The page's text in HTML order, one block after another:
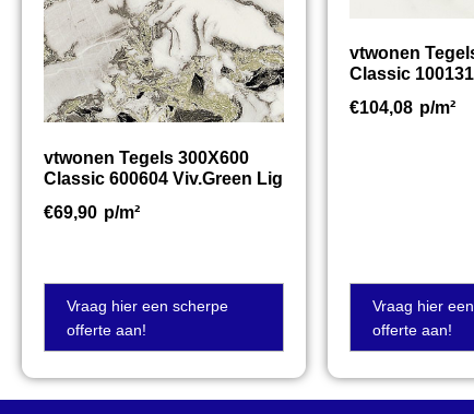
vtwonen Tegels 300X600
Classic 600604 Viv.Green Lig
€69,90 p/m²
Vraag hier een scherpe
offerte aan!
vtwonen
Classic
€104,08 p/m²
Vraag hier
offerte aan!